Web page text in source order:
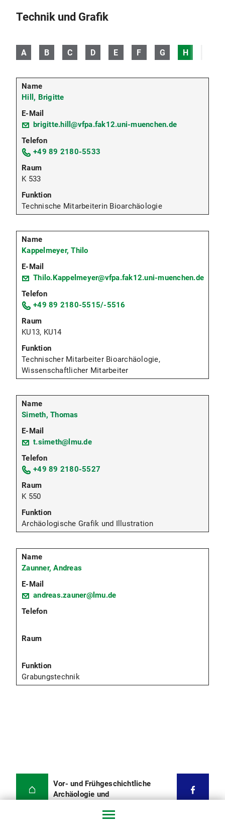
Technik und Grafik
A B C D E F G H
Hill, Brigitte
brigitte.hill@vfpa.fak12.uni-muenchen.de
+49 89 2180-5533
K 533
Technische Mitarbeiterin Bioarchäologie
Kappelmeyer, Thilo
Thilo.Kappelmeyer@vfpa.fak12.uni-muenchen.de
+49 89 2180-5515/-5516
KU13, KU14
Technischer Mitarbeiter Bioarchäologie,
Wissenschaftlicher Mitarbeiter
Simeth, Thomas
t.simeth@lmu.de
+49 89 2180-5527
K 550
Archäologische Grafik und Illustration
Zaunner, Andreas
andreas.zauner@lmu.de
Grabungstechnik
Vor- und Frühgeschichtliche
Archäologie und